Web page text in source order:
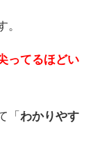
ってるほどい
「 わかりやす